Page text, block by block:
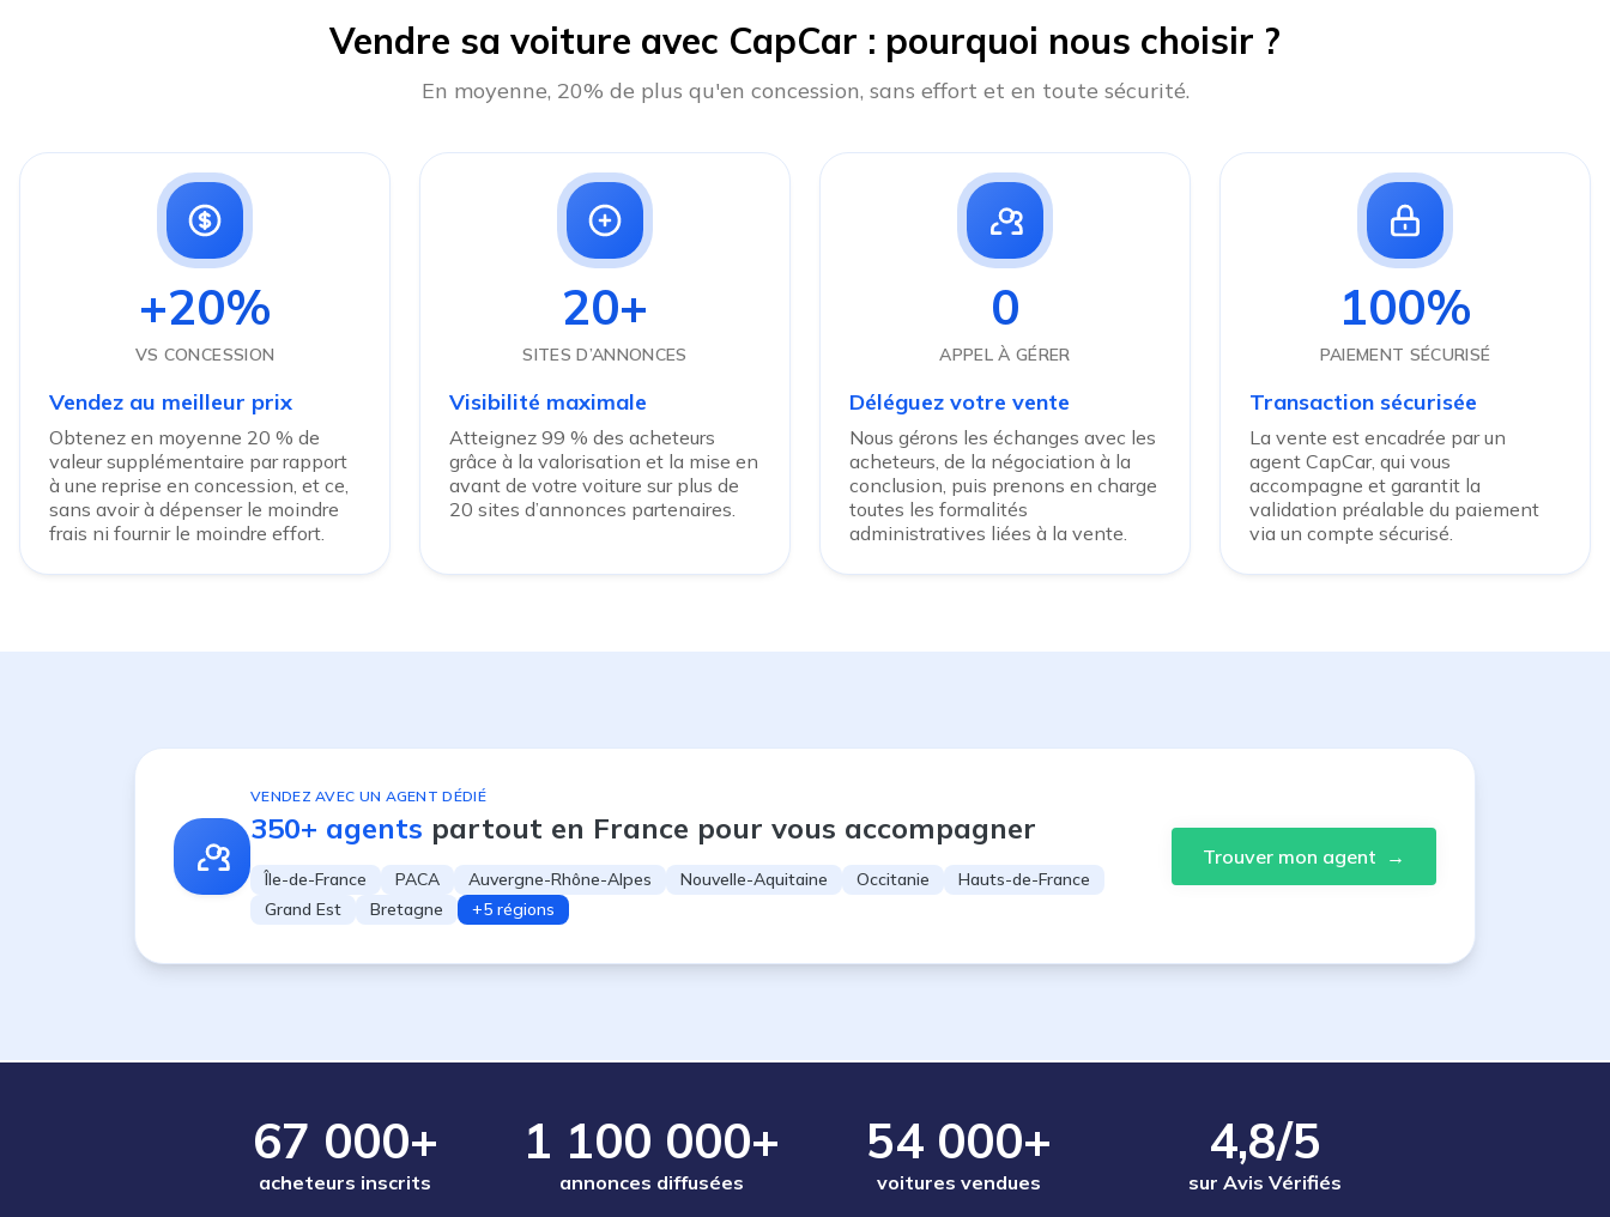
Vendre sa voiture avec CapCar : pourquoi nous choisir ?
En moyenne, 20% de plus qu'en concession, sans effort et en toute sécurité.
+20%
VS CONCESSION
Vendez au meilleur prix
Obtenez en moyenne 20 % de
valeur supplémentaire par rapport
à une reprise en concession, et ce,
sans avoir à dépenser le moindre
frais ni fournir le moindre effort.
20+
SITES D’ANNONCES
Visibilité maximale
Atteignez 99 % des acheteurs
grâce à la valorisation et la mise en
avant de votre voiture sur plus de
20 sites d’annonces partenaires.
0
APPEL À GÉRER
Déléguez votre vente
Nous gérons les échanges avec les
acheteurs, de la négociation à la
conclusion, puis prenons en charge
toutes les formalités
administratives liées à la vente.
100%
PAIEMENT SÉCURISÉ
Transaction sécurisée
La vente est encadrée par un
agent CapCar, qui vous
accompagne et garantit la
validation préalable du paiement
via un compte sécurisé.
VENDEZ AVEC UN AGENT DÉDIÉ
350+ agents partout en France pour vous accompagner
Île-de-France PACA Auvergne-Rhône-Alpes Nouvelle-Aquitaine Occitanie
Hauts-de-France
Grand Est
Bretagne +5 régions
Trouver mon agent →
67 000+
acheteurs inscrits
1 100 000+
annonces diffusées
54 000+
voitures vendues
4,8/5
sur Avis Vérifiés